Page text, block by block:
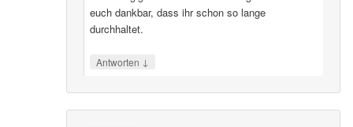
euch dankbar, dass ihr schon so lange
durchhaltet.
Antworten ↓